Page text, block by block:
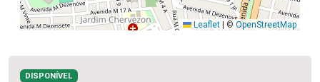
Leaflet © OpenStreetMap
DISPONÍVEL